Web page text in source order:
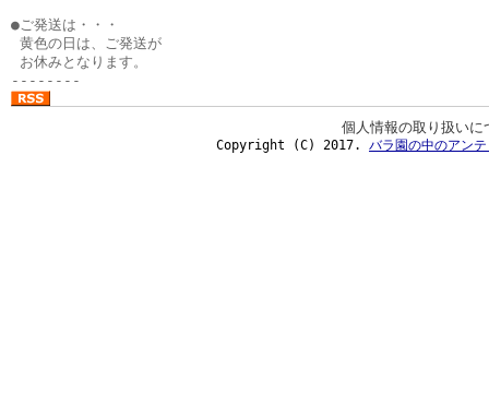
●ご発送は・・・
黄色の日は、ご発送が
お休みとなります。
--------
個人情報の取り扱いに
Copyright (C) 2017. バラ園の中のアン